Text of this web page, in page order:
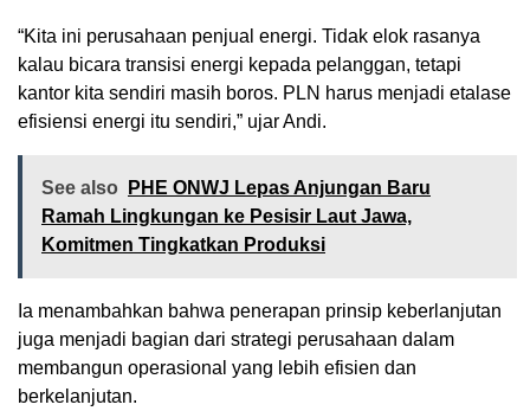
“Kita ini perusahaan penjual energi. Tidak elok rasanya
kalau bicara transisi energi kepada pelanggan, tetapi
kantor kita sendiri masih boros. PLN harus menjadi etalase
efisiensi energi itu sendiri,” ujar Andi.
See also
PHE ONWJ Lepas Anjungan Baru
Ramah Lingkungan ke Pesisir Laut Jawa,
Komitmen Tingkatkan Produksi
Ia menambahkan bahwa penerapan prinsip keberlanjutan
juga menjadi bagian dari strategi perusahaan dalam
membangun operasional yang lebih efisien dan
berkelanjutan.